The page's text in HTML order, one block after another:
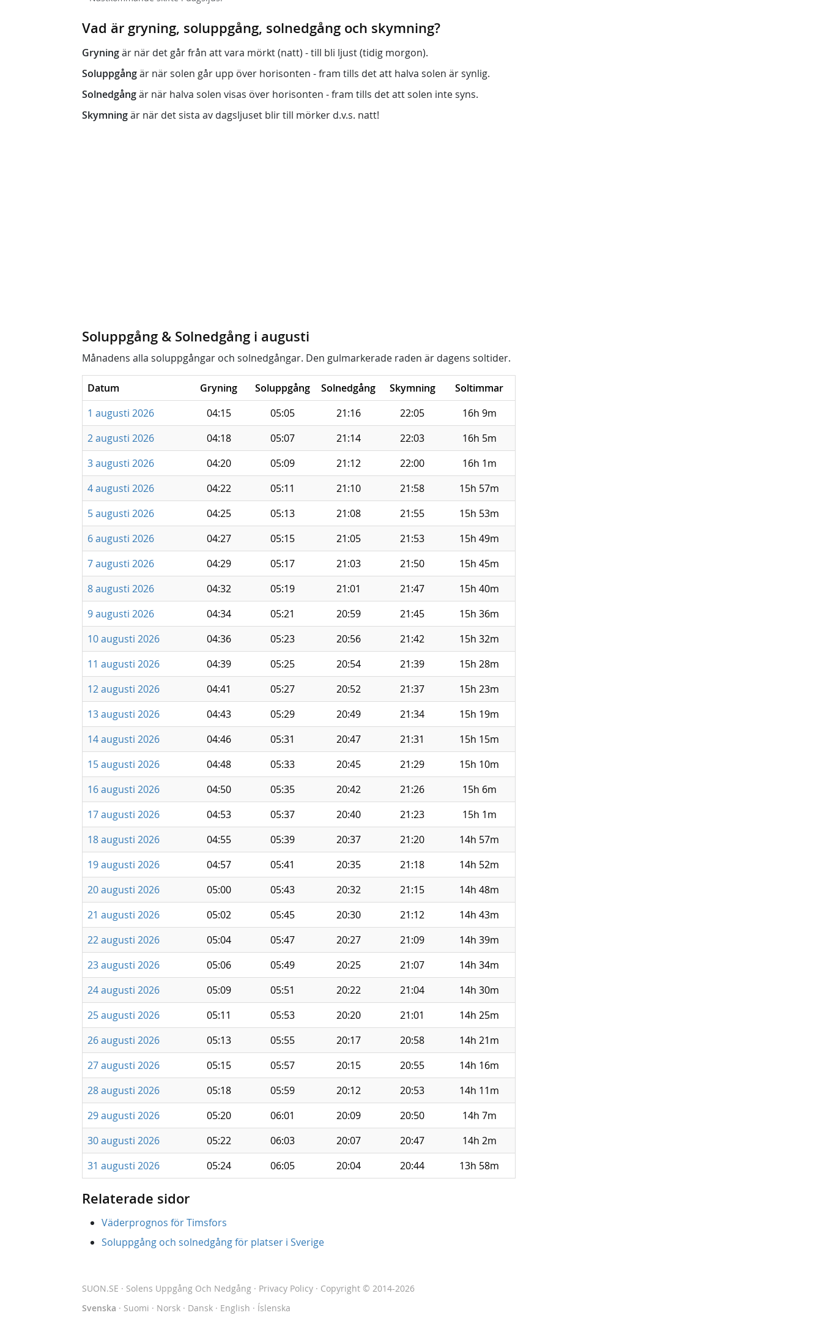
Vad är gryning, soluppgång, solnedgång och skymning?
Gryningär när det går från att vara mörkt (natt) - till bli ljust (tidig morgon).
Soluppgångär när solen går upp över horisonten - fram tills det att halva solen är synlig.
Solnedgångär när halva solen visas över horisonten - fram tills det att solen inte syns.
Skymningär när det sista av dagsljuset blir till mörker d.v.s. natt!
Soluppgång & Solnedgång i augusti
Månadens alla soluppgångar och solnedgångar. Den gulmarkerade raden är dagens soltider.
Datum Gryning Soluppgång Solnedgång Skymning
Soltimmar
1 augusti 2026
04:15 05:05 21:16 22:05
16h 9m
2 augusti 2026
04:18 05:07 21:14 22:03
16h 5m
3 augusti 2026
04:20 05:09 21:12 22:00
16h 1m
4 augusti 2026
04:22 05:11 21:10 21:58
15h 57m
5 augusti 2026
04:25 05:13 21:08 21:55
15h 53m
6 augusti 2026
04:27 05:15 21:05 21:53
15h 49m
7 augusti 2026
04:29 05:17 21:03 21:50
15h 45m
8 augusti 2026
04:32 05:19 21:01 21:47
15h 40m
9 augusti 2026
04:34 05:21 20:59 21:45
15h 36m
10 augusti 2026
04:36 05:23 20:56 21:42
15h 32m
11 augusti 2026
04:39 05:25 20:54 21:39
15h 28m
12 augusti 2026
04:41 05:27 20:52 21:37
15h 23m
13 augusti 2026
04:43 05:29 20:49 21:34
15h 19m
14 augusti 2026
04:46 05:31 20:47 21:31
15h 15m
15 augusti 2026
04:48 05:33 20:45 21:29
15h 10m
16 augusti 2026
04:50 05:35 20:42 21:26
15h 6m
17 augusti 2026
04:53 05:37 20:40 21:23
15h 1m
18 augusti 2026
04:55 05:39 20:37 21:20
14h 57m
19 augusti 2026
04:57 05:41 20:35 21:18
14h 52m
20 augusti 2026
05:00 05:43 20:32 21:15
14h 48m
21 augusti 2026
05:02 05:45 20:30 21:12
14h 43m
22 augusti 2026
05:04 05:47 20:27 21:09
14h 39m
23 augusti 2026
05:06 05:49 20:25 21:07
14h 34m
24 augusti 2026
05:09 05:51 20:22 21:04
14h 30m
25 augusti 2026
05:11 05:53 20:20 21:01
14h 25m
26 augusti 2026
05:13 05:55 20:17 20:58
14h 21m
27 augusti 2026
05:15 05:57 20:15 20:55
14h 16m
28 augusti 2026
05:18 05:59 20:12 20:53
14h 11m
29 augusti 2026
05:20 06:01 20:09 20:50
14h 7m
30 augusti 2026
05:22 06:03 20:07 20:47
14h 2m
31 augusti 2026
05:24 06:05 20:04 20:44 13h 58m
Relaterade sidor
Väderprognos för Timsfors
Soluppgång och solnedgång för platser i Sverige
SUON.SE · Solens Uppgång Och Nedgång · Privacy Policy · Copyright © 2014-2026
Svenska · Suomi · Norsk · Dansk · English · Íslenska